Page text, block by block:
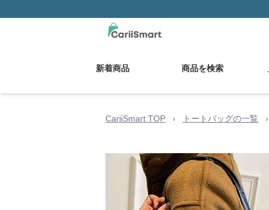
新着商品 商品を検索
CariiSmart TOP › トートバッグの一覧 ›